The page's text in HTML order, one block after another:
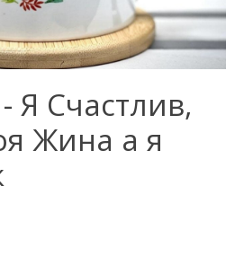
Я Счастлив,
Жина а я